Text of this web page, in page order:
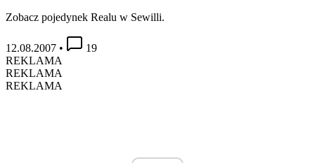
Zobacz pojedynek Realu w Sewilli.
12.08.2007 •
19
REKLAMA
REKLAMA
REKLAMA